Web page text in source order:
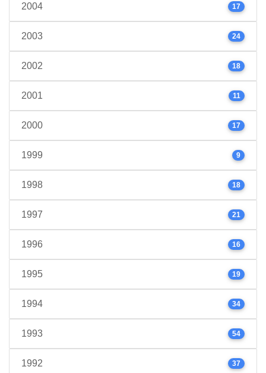
2004 17
2003 24
2002 18
2001 11
2000 17
1999 9
1998 18
1997 21
1996 16
1995 19
1994 34
1993 54
1992 37